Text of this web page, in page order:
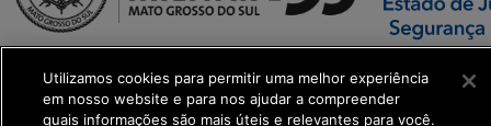
SETDIG | Secretaria-
Executiva de
Transformação Digital
Utilizamos cookies para permitir uma melhor experiência
em nosso website e para nos ajudar a compreender
quais informações são mais úteis e relevantes para você.